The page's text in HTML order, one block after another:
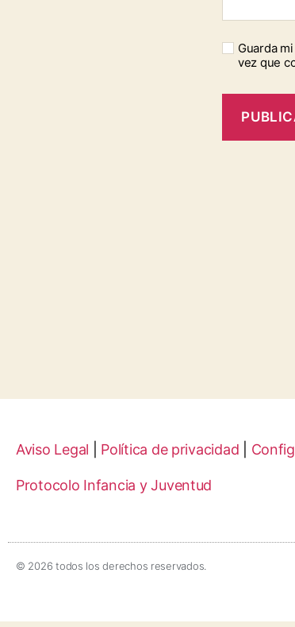
Guarda
vez que
Aviso Legal Política de privacidad
Protocolo Infancia y Juventud
© 2026 todos los derechos reservados.